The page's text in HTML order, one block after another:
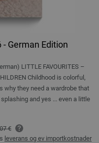
- German Edition
LITTLE FAVOURITES –
Childhood is colorful,
why they need a wardrobe that
and yes ... even a little
€
leverans og ev importkostnader